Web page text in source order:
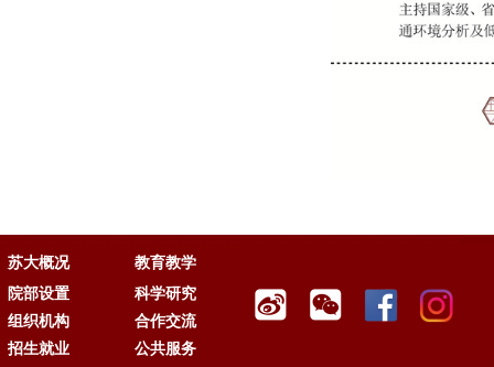
苏大概况
教育教学
院部设置
科学研究
组织机构
合作交流
招生就业
公共服务